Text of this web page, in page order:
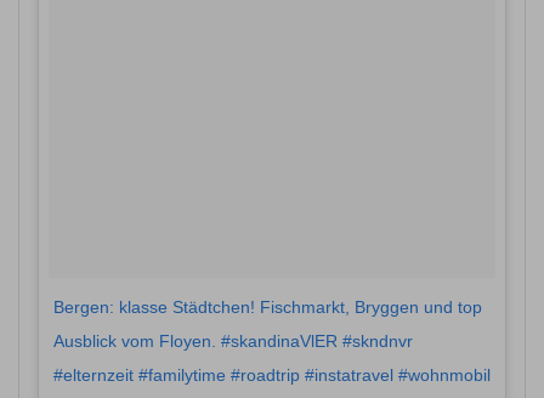
Bergen: klasse Städtchen! Fischmarkt, Bryggen und top
Ausblick vom Floyen. #skandinaVlER #skndnvr
#elternzeit #familytime #roadtrip #instatravel #wohnmobil